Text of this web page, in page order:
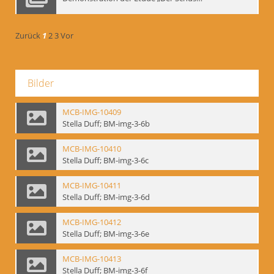
Zurück 123Vor
Bilder
MCB-IMG-10409
Stella Duff; BM-img-3-6b
MCB-IMG-10410
Stella Duff; BM-img-3-6c
MCB-IMG-10411
Stella Duff; BM-img-3-6d
MCB-IMG-10412
Stella Duff; BM-img-3-6e
MCB-IMG-10413
Stella Duff; BM-img-3-6f